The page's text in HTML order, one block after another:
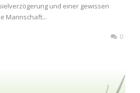
und einer gewissen
Mannschaft...
0